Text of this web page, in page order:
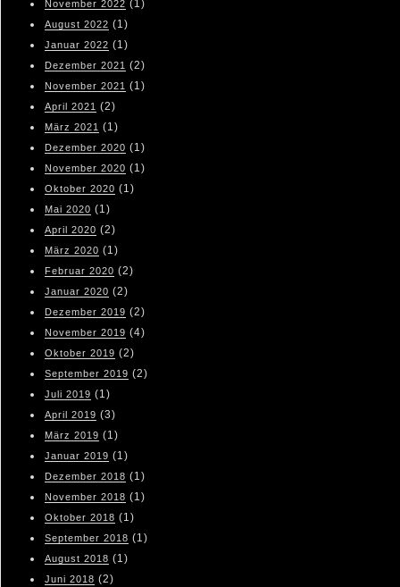
November 2022 (1)
August 2022 (1)
Januar 2022 (1)
Dezember 2021 (2)
November 2021 (1)
April 2021 (2)
März 2021 (1)
Dezember 2020 (1)
November 2020 (1)
Oktober 2020 (1)
Mai 2020 (1)
April 2020 (2)
März 2020 (1)
Februar 2020 (2)
Januar 2020 (2)
Dezember 2019 (2)
November 2019 (4)
Oktober 2019 (2)
September 2019 (2)
Juli 2019 (1)
April 2019 (3)
März 2019 (1)
Januar 2019 (1)
Dezember 2018 (1)
November 2018 (1)
Oktober 2018 (1)
September 2018 (1)
August 2018 (1)
Juni 2018 (2)